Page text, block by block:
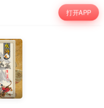
打开APP